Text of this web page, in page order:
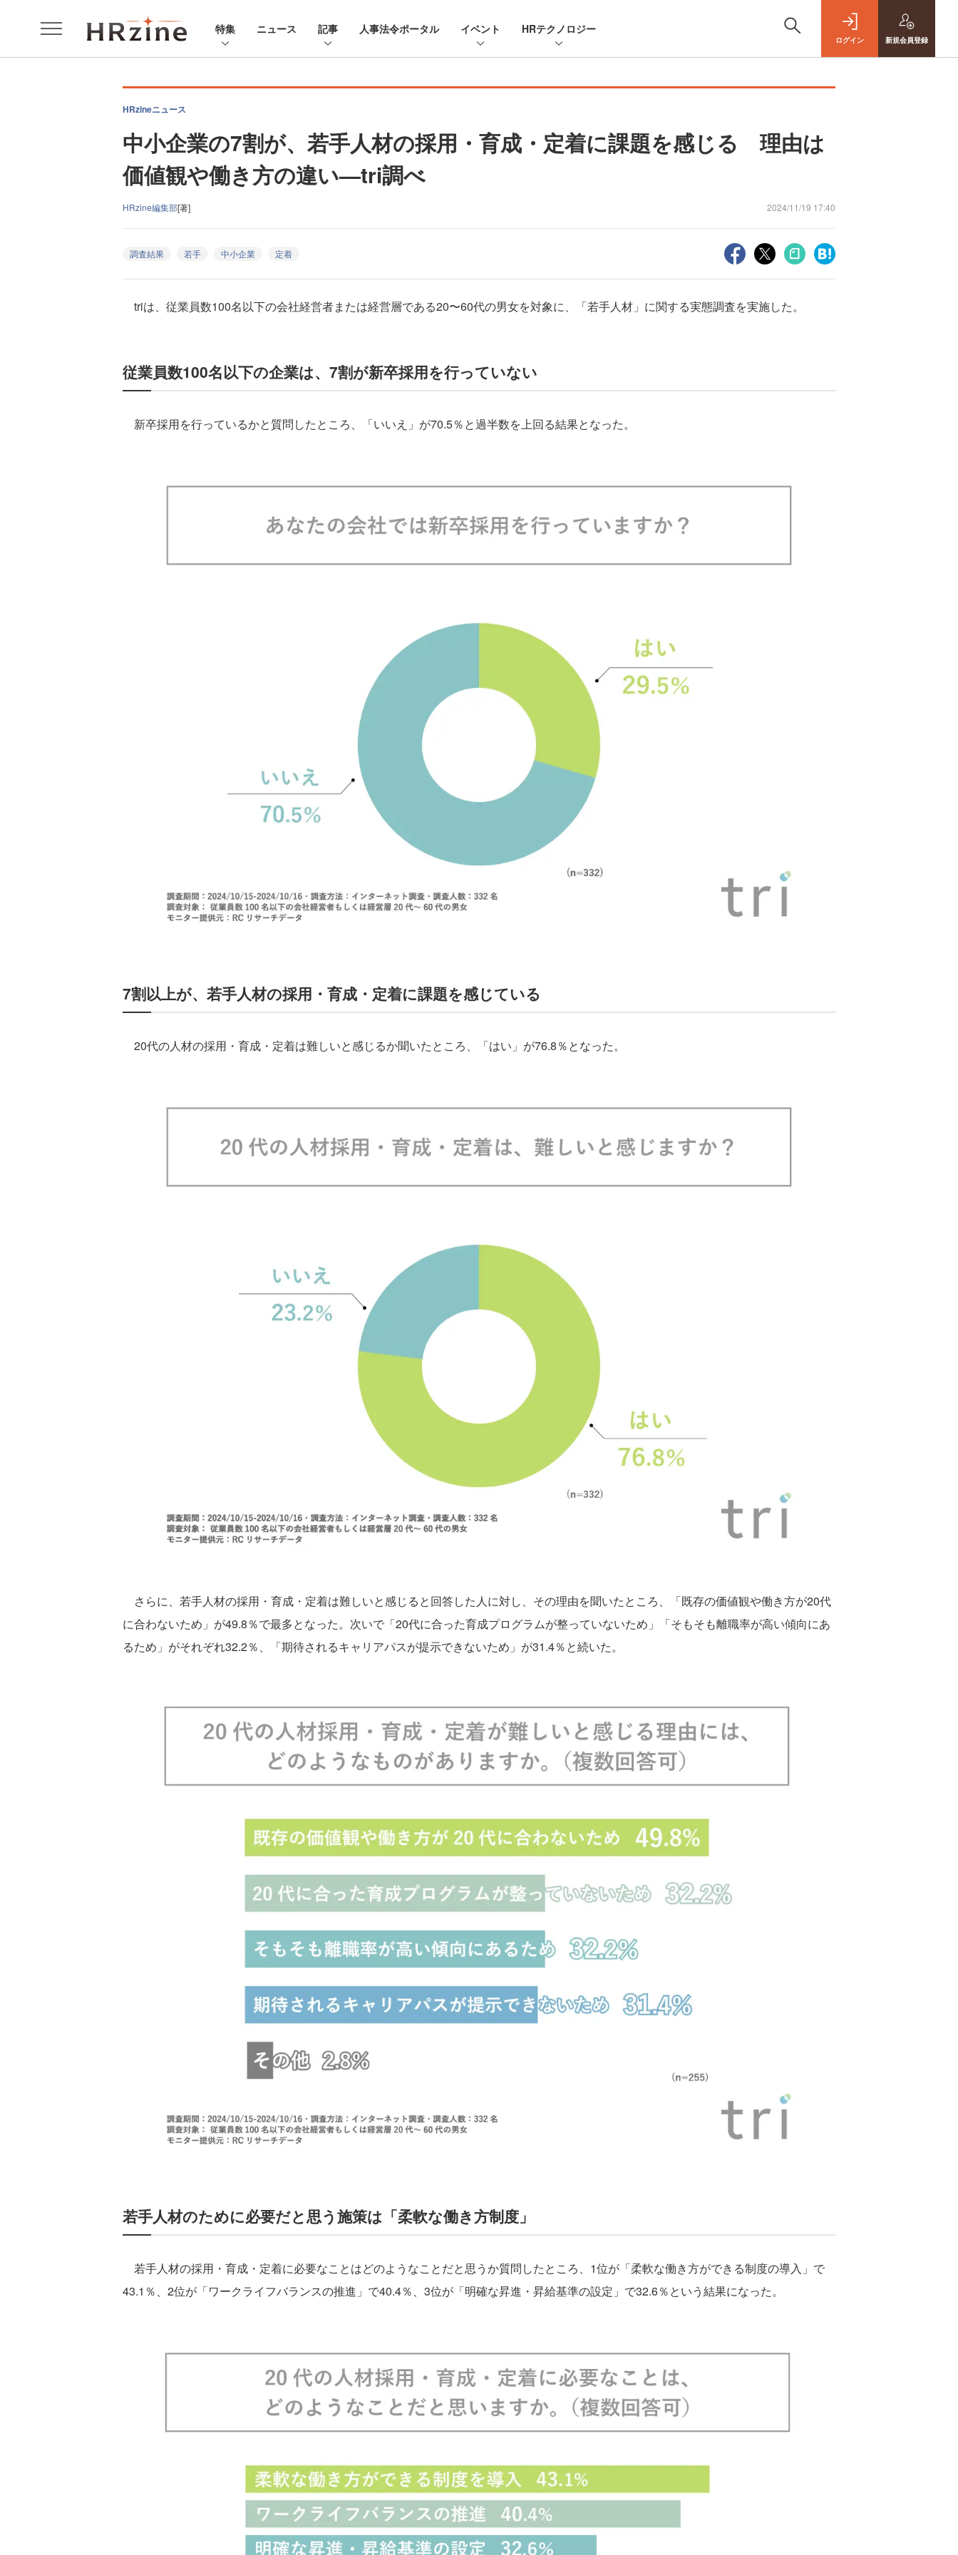
特集 ニュース 記事 人事法令ポータル イベント HRテクノロジー
ログイン 新規会員登録
HRzineニュース
中小企業の7割が、若手人材の採用・育成・定着に課題を感じる 理由は
価値観や働き方の違い—tri調べ
HRzine編集部[著] 2024/11/19 17:40
調査結果 若手 中小企業 定着
triは、従業員数100名以下の会社経営者または経営層である20〜60代の男女を対象に、「若手人材」に関する実態調査を実施した。
従業員数100名以下の企業は、7割が新卒採用を行っていない
新卒採用を行っているかと質問したところ、「いいえ」が70.5％と過半数を上回る結果となった。
7割以上が、若手人材の採用・育成・定着に課題を感じている
20代の人材の採用・育成・定着は難しいと感じるか聞いたところ、「はい」が76.8％となった。
さらに、若手人材の採用・育成・定着は難しいと感じると回答した人に対し、その理由を聞いたところ、「既存の価値観や働き方が20代
に合わないため」が49.8％で最多となった。次いで「20代に合った育成プログラムが整っていないため」「そもそも離職率が高い傾向にあ
るため」がそれぞれ32.2％、「期待されるキャリアパスが提示できないため」が31.4％と続いた。
若手人材のために必要だと思う施策は「柔軟な働き方制度」
若手人材の採用・育成・定着に必要なことはどのようなことだと思うか質問したところ、1位が「柔軟な働き方ができる制度の導入」で
43.1％、2位が「ワークライフバランスの推進」で40.4％、3位が「明確な昇進・昇給基準の設定」で32.6％という結果になった。